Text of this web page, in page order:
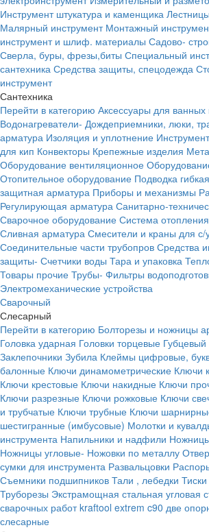
Инструмент штукатура и каменщика
Малярный инструмент Монтажный
инструмент и шлиф. материалы Садово-
Сверла, буры, фрезы,биты Специальный
сантехника Средства защиты, спецодежда
инструмент
Сантехника
Перейти в категорию Аксессуары для ванных
Водонагреватели- Дождеприемники, люки,
арматура Изоляция и уплотнение Инструмент
для кип Конвекторы Крепежные изделия
Оборудование вентиляционное
Отопительное оборудование Подводка
защитная арматура Приборы и механизмы
Регулирующая арматура Санитарно-
Сварочное оборудование Система
Сливная арматура Смесители и краны для с/
Соединительные части трубопров Средства
защиты- Счетчики воды Тара и упаковка
Товары прочие Трубы- Фильтры
Электромеханические устройства
Сварочный
Слесарный
Перейти в категорию Болторезы и ножницы
Головка ударная Головки торцевые Губцевый
Заклепочники Зубила Клеймы цифровые,
балонные Ключи динамометрические Ключи
Ключи крестовые Ключи накидные Ключи
Ключи разрезные Ключи рожковые Ключи
и трубчатые Ключи трубные Ключи
шестигранные (имбусовые) Молотки и
инструмента Напильники и надфили
Ножницы угловые- Ножовки по металлу
сумки для инструмента Развальцовки
Съемники подшипников Тали , лебедки Тиски
Труборезы Экстрамощная стальная угловая
сварочных работ kraftool extrem c90 две
слесарные